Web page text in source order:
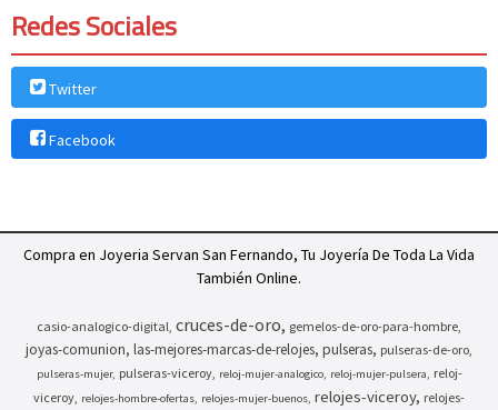
Redes Sociales
Twitter
Facebook
Compra en Joyeria Servan San Fernando, Tu Joyería De Toda La Vida
También Online.
casio-analogico-digital cruces-de-oro gemelos-de-oro-para-hombre
joyas-comunion las-mejores-marcas-de-relojes pulseras pulseras-de-oro
pulseras-mujer pulseras-viceroy reloj-mujer-analogico reloj-mujer-pulsera
reloj-
viceroy relojes-hombre-ofertas relojes-mujer-buenos relojes-viceroy relojes-